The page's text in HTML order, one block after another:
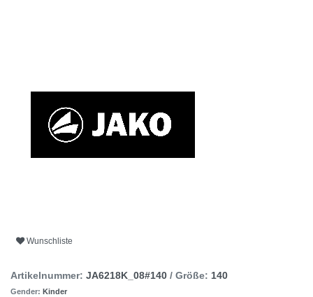
Wunschliste
Artikelnummer: JA6218K_08#140 / Größe: 140
Gender: Kinder